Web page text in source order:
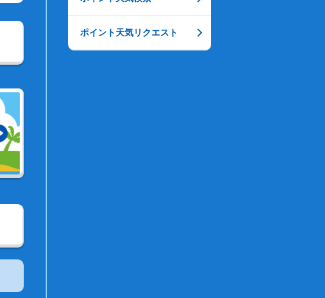
ポイント天気リクエスト